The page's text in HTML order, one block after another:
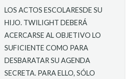
LOS ACTOS ESCOLARESDE SU
HIJO. TWILIGHT DEBERÁ
ACERCARSE AL OBJETIVO LO
SUFICIENTE COMO PARA
DESBARATAR SU AGENDA
SECRETA. PARA ELLO, SÓLO